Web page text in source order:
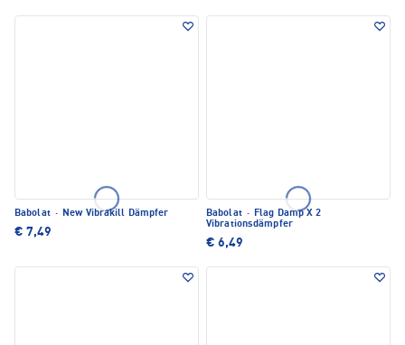
Babolat · New Vibrakill Dämpfer
€ 7,49
Babolat · Flag Damp X 2
Vibrationsdämpfer
€ 6,49